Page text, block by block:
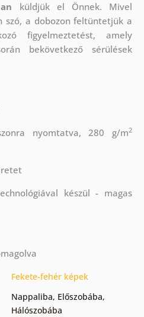
küldjük el Önnek. Mivel
szó, a dobozon feltüntetjük a
figyelmeztetést, amely
bekövetkező sérülések
nyomtatva, 280 g/m2
készül - magas
Fekete-fehér képek
Nappaliba, Előszobába,
Hálószobába